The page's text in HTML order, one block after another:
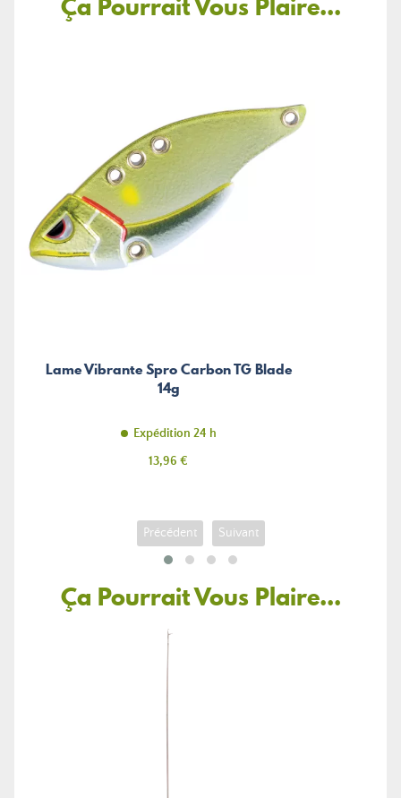
Ça Pourrait Vous Plaire...
Lame Vibrante Spro Carbon TG Blade
14g
Expédition 24 h
Prix
13,96 €
Précédent Suivant
Ça Pourrait Vous Plaire...